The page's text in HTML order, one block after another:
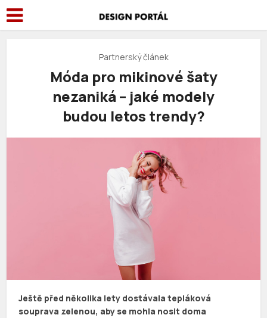
Partnerský článek
Móda pro mikinové šaty
nezaniká – jaké modely
budou letos trendy?
Ještě před několika lety dostávala tepláková
souprava zelenou, aby se mohla nosit doma